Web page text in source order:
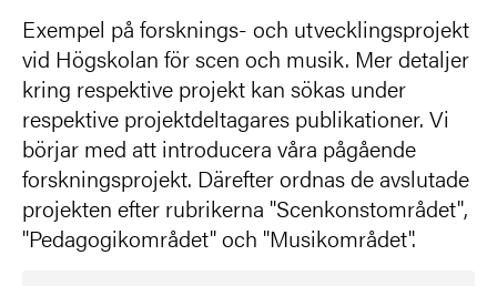
Exempel på forsknings- och utvecklingsprojekt
vid Högskolan för scen och musik. Mer detaljer
kring respektive projekt kan sökas under
respektive projektdeltagares publikationer. Vi
börjar med att introducera våra pågående
forskningsprojekt. Därefter ordnas de avslutade
projekten efter rubrikerna "Scenkonstområdet",
"Pedagogikområdet" och "Musikområdet".